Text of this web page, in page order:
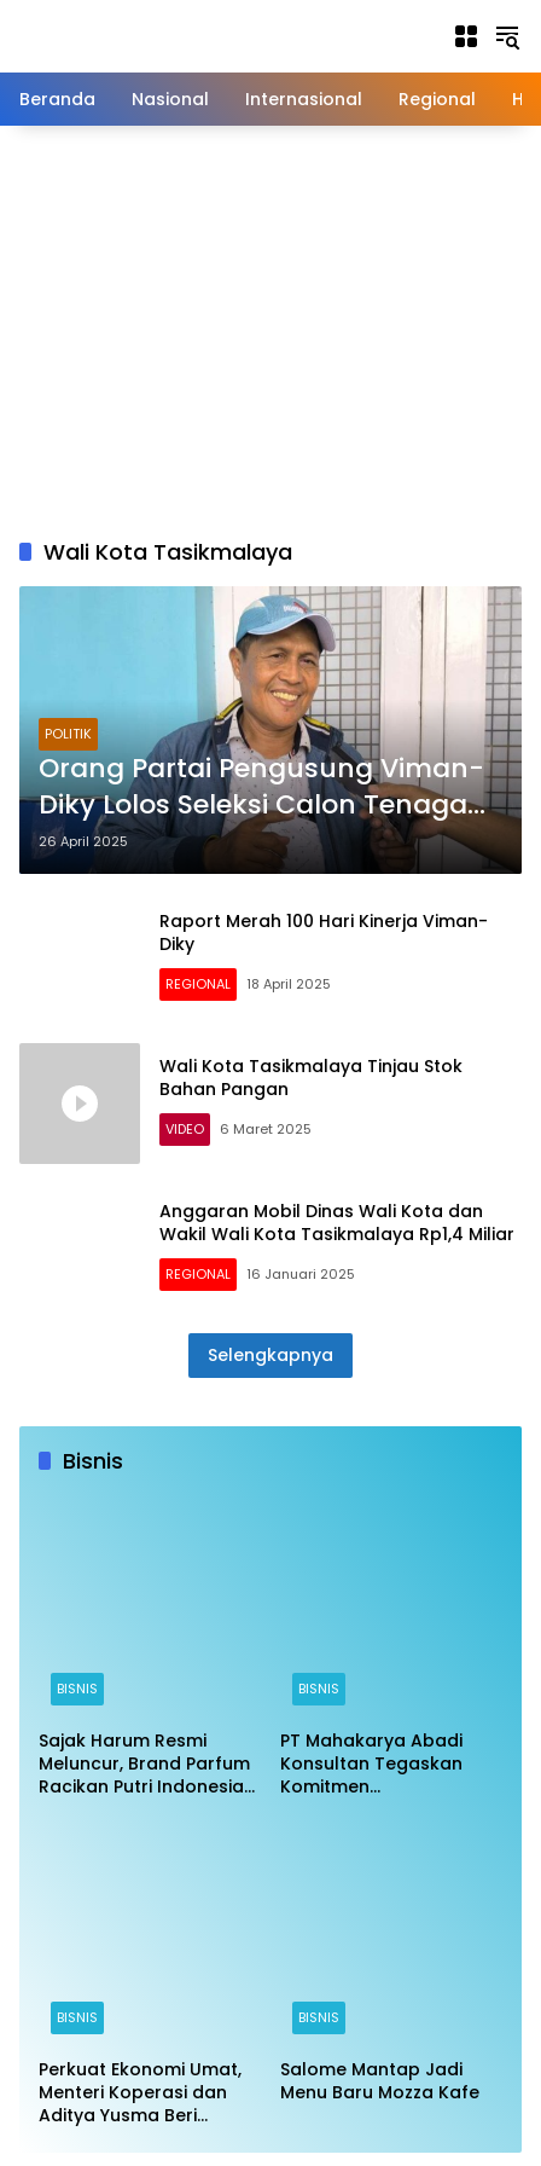
Beranda
Nasional Internasional Regional
Wali Kota Tasikmalaya
POLITIK
Orang Partai Pengusung Viman-
Diky Lolos Seleksi Calon Tenaga
Pendamping, Kok Bisa?
26 April 2025
Raport Merah 100 Hari Kinerja Viman-
Diky
REGIONAL 18 April 2025
Wali Kota Tasikmalaya Tinjau Stok
Bahan Pangan
VIDEO 6 Maret 2025
Anggaran Mobil Dinas Wali Kota dan
Wakil Wali Kota Tasikmalaya Rp1,4 Miliar
REGIONAL 16 Januari 2025
Selengkapnya
Bisnis
BISNIS
Sajak Harum Resmi
Meluncur, Brand Parfum
Racikan Putri Indonesia
BISNIS
PT Mahakarya Abadi
Konsultan Tegaskan
Komitmen
BISNIS
Perkuat Ekonomi Umat,
Menteri Koperasi dan
Aditya Yusma Beri
Pembentukan Koperasi
BISNIS
Salome Mantap Jadi
Menu Baru Mozza Kafe